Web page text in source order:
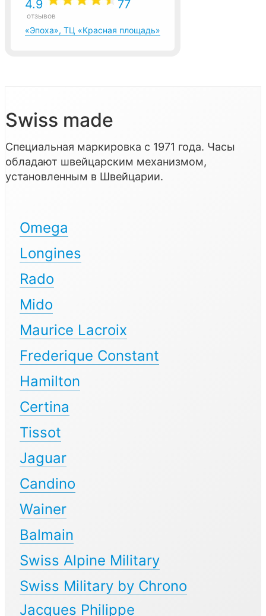
4.9 77
отзывов
«Эпоха», ТЦ «Красная площадь»
Swiss made
Специальная маркировка с 1971 года. Часы
обладают швейцарским механизмом,
установленным в Швейцарии.
Omega
Longines
Rado
Mido
Maurice Lacroix
Frederique Constant
Hamilton
Certina
Tissot
Jaguar
Candino
Wainer
Balmain
Swiss Alpine Military
Swiss Military by Chrono
Jacques Philippe